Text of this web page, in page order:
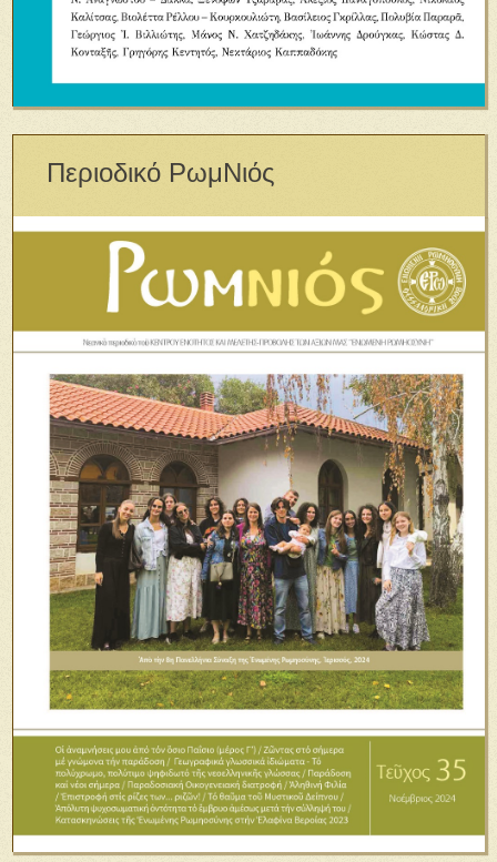
Περιοδικό ΡωμΝιός